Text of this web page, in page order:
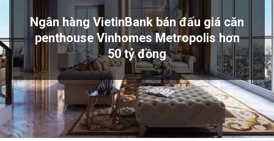
Ngân hàng VietinBank bán đấu giá căn
penthouse Vinhomes Metropolis hơn
50 tỷ đồng